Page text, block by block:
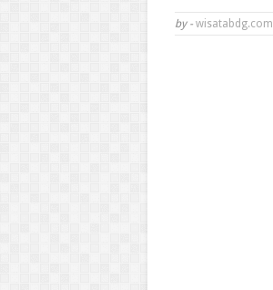
by - wisatabdg.com